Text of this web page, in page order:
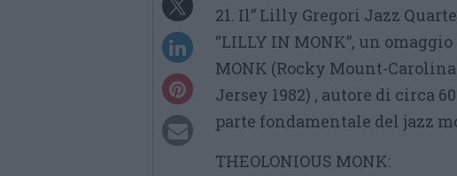
21. Il” Lilly Gregori Jazz
“LILLY IN MONK”, un
MONK (Rocky Mount-
Jersey 1982) , autore di circa
parte fondamentale del jazz
THEOLONIOUS MONK: